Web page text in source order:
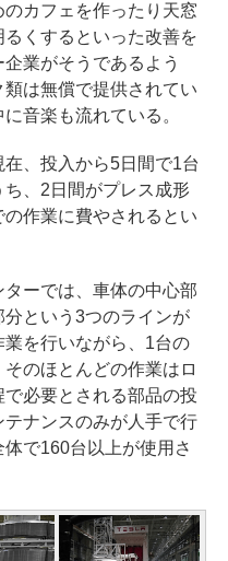
カフェを作ったり天窓
くするといった改善を
業がそうであるよう
は無償で提供されてい
音楽も流れている。
、投入から5日間で1台
、2日間がプレス成形
作業に費やされるとい
ーでは、車体の中心部
という3つのラインが
を行いながら、1台の
のほとんどの作業はロ
必要とされる部品の投
ナンスのみが人手で行
で160台以上が使用さ